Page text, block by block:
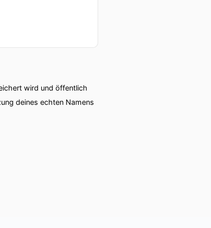
Inflation sind erst
wird und öffentlich
deines echten Namens